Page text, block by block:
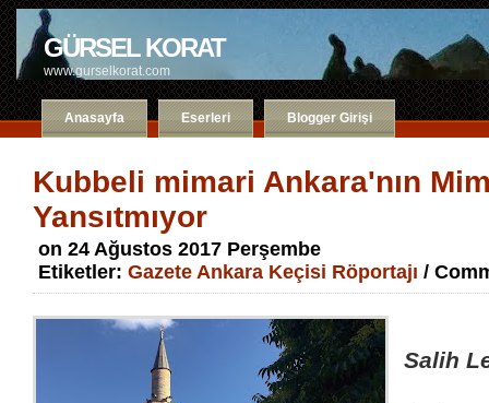
GÜRSEL KORAT
www.gurselkorat.com
Anasayfa Eserleri Blogger Girişi
Kubbeli mimari Ankara'nın
Yansıtmıyor
on 24 Ağustos 2017 Perşembe
Etiketler: Gazete Ankara Keçisi Röportajı /
Salih